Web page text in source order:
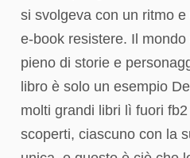
si svolgeva con un ritmo e
e-book resistere. Il
pieno di storie e
libro è solo un esempio
molti grandi libri lì fuori
scoperti, ciascuno con la